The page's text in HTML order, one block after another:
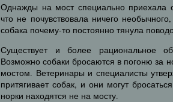
Однажды на мост специально приехала
что не почувствовала ничего
собака почему-то постоянно тянула
Существует и более рациональное
Возможно собаки бросаются в погоню за
мостом. Ветеринары и специалисты
притягивает собак, и они могут
норки находятся не на мосту.